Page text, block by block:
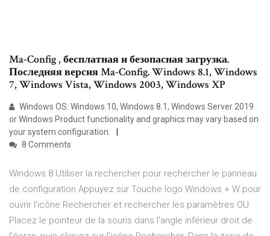
Ma-Config , бесплатная и безопасная загрузка.
Последняя версия Ma-Config. Windows 8.1, Windows
7, Windows Vista, Windows 2003, Windows XP
Windows OS: Windows 10, Windows 8.1, Windows Server 2019
or Windows Product functionality and graphics may vary based on
your system configuration.
8 Comments
Windows 8 Utiliser la rechercher pour rechercher le panneau
de configuration Appuyez sur Touche logo Windows + W pour
ouvrir l'icône Rechercher et rechercher les paramètres OU
Placez le pointeur de la souris dans l'angle inférieur droit de